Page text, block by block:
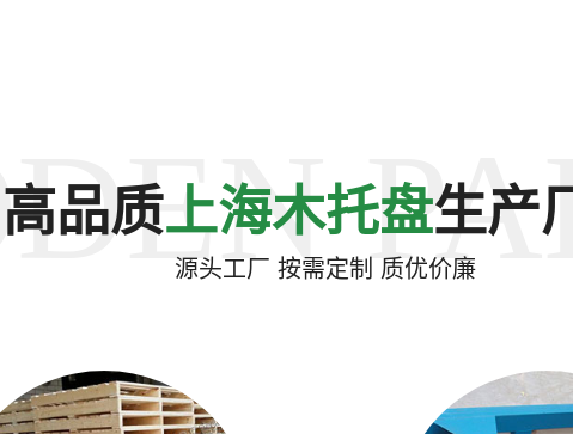
高品质上海木托盘生产
源头工厂 按需定制 质优价廉